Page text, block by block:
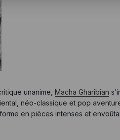
unanime, Macha Gharibian
néo-classique et pop
en pièces intenses et